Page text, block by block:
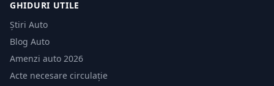
GHIDURI UTILE
Știri Auto
Blog Auto
Amenzi auto 2026
Acte necesare circulație